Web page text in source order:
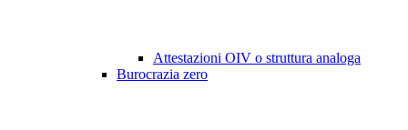
Attestazioni OIV o struttura analoga
Burocrazia zero